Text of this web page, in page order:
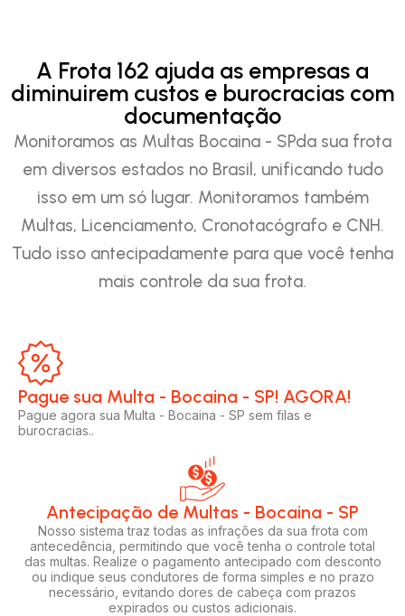
A Frota 162 ajuda as empresas a
diminuirem custos e burocracias com
documentação
Monitoramos as Multas Bocaina - SPda sua frota
em diversos estados no Brasil, unificando tudo
isso em um só lugar. Monitoramos também
Multas, Licenciamento, Cronotacógrafo e CNH.
Tudo isso antecipadamente para que você tenha
mais controle da sua frota.
Pague sua Multa - Bocaina - SP! AGORA!​
Pague agora sua Multa - Bocaina - SP sem filas e
burocracias..
Antecipação de Multas - Bocaina - SP
Nosso sistema traz todas as infrações da sua frota com
antecedência, permitindo que você tenha o controle total
das multas. Realize o pagamento antecipado com desconto
ou indique seus condutores de forma simples e no prazo
necessário, evitando dores de cabeça com prazos
expirados ou custos adicionais.